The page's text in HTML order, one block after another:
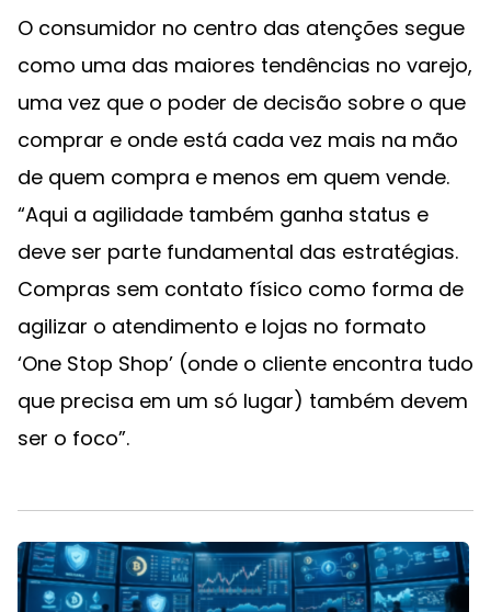
O consumidor no centro das atenções segue
como uma das maiores tendências no varejo,
uma vez que o poder de decisão sobre o que
comprar e onde está cada vez mais na mão
de quem compra e menos em quem vende.
“Aqui a agilidade também ganha status e
deve ser parte fundamental das estratégias.
Compras sem contato físico como forma de
agilizar o atendimento e lojas no formato
‘One Stop Shop’ (onde o cliente encontra tudo
que precisa em um só lugar) também devem
ser o foco”.